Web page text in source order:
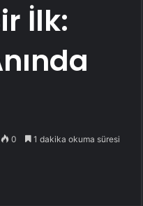
İlk:
0 1 dakika okuma süresi